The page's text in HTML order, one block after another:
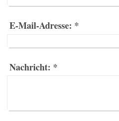
E-Mail-Adresse: *
Nachricht: *